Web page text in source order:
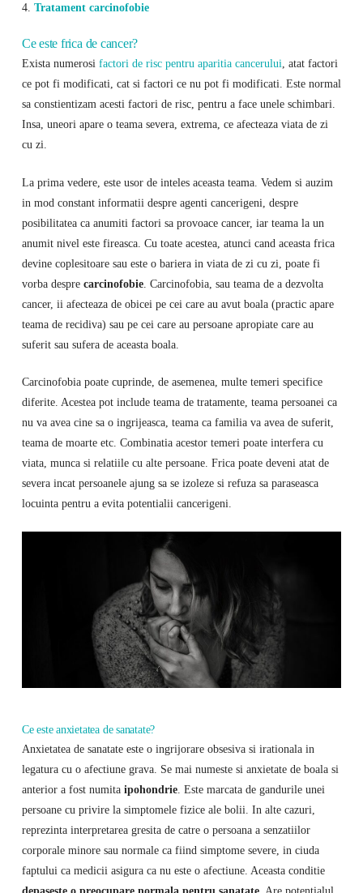
4. Tratament carcinofobie
Ce este frica de cancer?
Exista numerosi factori de risc pentru aparitia cancerului , atat factori
ce pot fi modificati, cat si factori ce nu pot fi modificati. Este normal
sa constientizam acesti factori de risc, pentru a face unele schimbari.
Insa, uneori apare o teama severa, extrema, ce afecteaza viata de zi
cu zi.
La prima vedere, este usor de inteles aceasta teama. Vedem si auzim
in mod constant informatii despre agenti cancerigeni, despre
posibilitatea ca anumiti factori sa provoace cancer, iar teama la un
anumit nivel este fireasca. Cu toate acestea, atunci cand aceasta frica
devine coplesitoare sau este o bariera in viata de zi cu zi, poate fi
vorba despre carcinofobie. Carcinofobia, sau teama de a dezvolta
cancer, ii afecteaza de obicei pe cei care au avut boala (practic apare
teama de recidiva) sau pe cei care au persoane apropiate care au
suferit sau sufera de aceasta boala.
Carcinofobia poate cuprinde, de asemenea, multe temeri specifice
diferite. Acestea pot include teama de tratamente, teama persoanei ca
nu va avea cine sa o ingrijeasca, teama ca familia va avea de suferit,
teama de moarte etc. Combinatia acestor temeri poate interfera cu
viata, munca si relatiile cu alte persoane. Frica poate deveni atat de
severa incat persoanele ajung sa se izoleze si refuza sa paraseasca
locuinta pentru a evita potentialii cancerigeni.
Ce este anxietatea de sanatate?
Anxietatea de sanatate este o ingrijorare obsesiva si irationala in
legatura cu o afectiune grava. Se mai numeste si anxietate de boala si
anterior a fost numita ipohondrie. Este marcata de gandurile unei
persoane cu privire la simptomele fizice ale bolii. In alte cazuri,
reprezinta interpretarea gresita de catre o persoana a senzatiilor
corporale minore sau normale ca fiind simptome severe, in ciuda
faptului ca medicii asigura ca nu este o afectiune. Aceasta conditie